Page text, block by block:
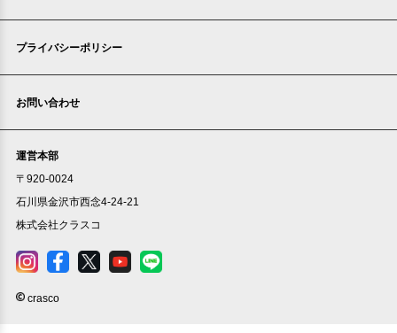
プライバシーポリシー
お問い合わせ
運営本部
〒920-0024
石川県金沢市西念4-24-21
株式会社クラスコ
crasco